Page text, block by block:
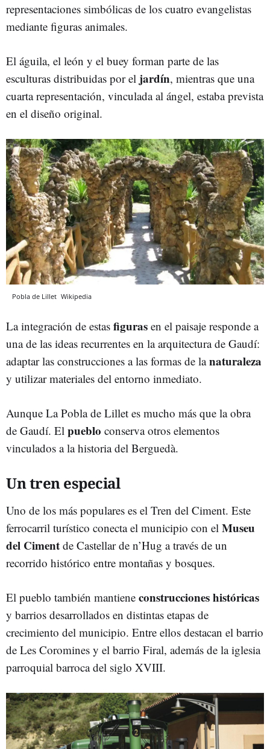
representaciones simbólicas de los cuatro evangelistas
mediante figuras animales.
El águila, el león y el buey forman parte de las
esculturas distribuidas por el jardín, mientras que una
cuarta representación, vinculada al ángel, estaba prevista
en el diseño original.
Pobla de Lillet Wikipedia
La integración de estas figuras en el paisaje responde a
una de las ideas recurrentes en la arquitectura de Gaudí:
adaptar las construcciones a las formas de lanaturaleza
y utilizar materiales del entorno inmediato.
Aunque La Pobla de Lillet es mucho más que la obra
de Gaudí. El pueblo conserva otros elementos
vinculados a la historia del Berguedà.
Un tren especial
Uno de los más populares es el Tren del Ciment. Este
ferrocarril turístico conecta el municipio con el Museu
del Ciment de Castellar de n’Hug a través de un
recorrido histórico entre montañas y bosques.
El pueblo también mantiene construcciones históricas
y barrios desarrollados en distintas etapas de
crecimiento del municipio. Entre ellos destacan el barrio
de Les Coromines y el barrio Firal, además de la iglesia
parroquial barroca del siglo XVIII.